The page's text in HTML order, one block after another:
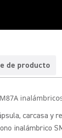
de producto
inalámbrico
carcasa y
inalámbrico